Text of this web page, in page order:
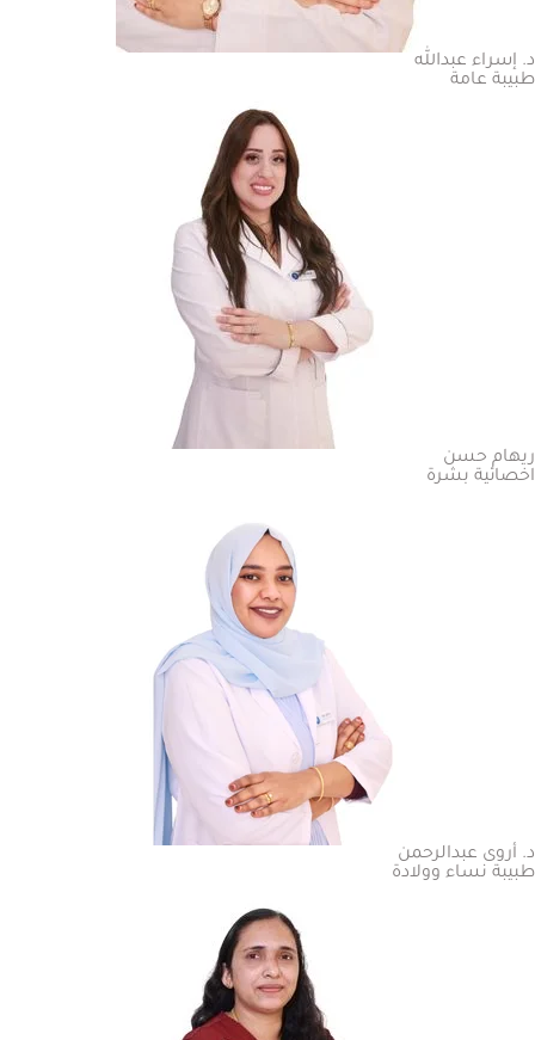
د. إسراء عبدالله
طبيبة عامة
ريهام حسن
اخصائية بشرة
د. أروى عبدالرحمن
طبيبة نساء وولادة